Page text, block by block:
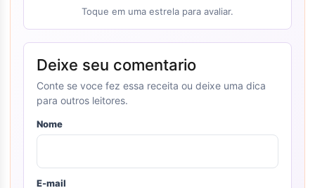
Toque em uma estrela para avaliar.
Deixe seu comentario
Conte se voce fez essa receita ou deixe uma dica
para outros leitores.
Nome
E-mail